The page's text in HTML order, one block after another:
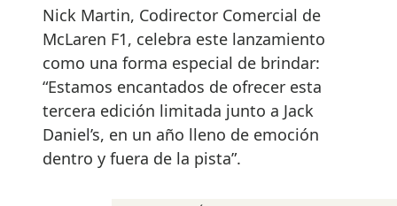
Nick Martin, Codirector Comercial de
McLaren F1, celebra este lanzamiento
como una forma especial de brindar:
“Estamos encantados de ofrecer esta
tercera edición limitada junto a Jack
Daniel’s, en un año lleno de emoción
dentro y fuera de la pista”.